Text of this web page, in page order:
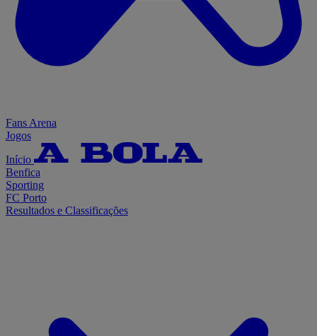
Fans Arena
Jogos
Início
Benfica
Sporting
FC Porto
Resultados e Classificações